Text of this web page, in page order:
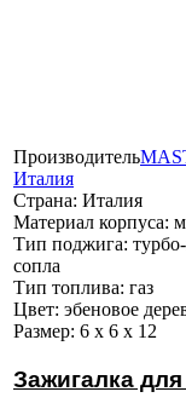
Производитель
Италия
Страна: Италия
Материал корпуса:
Тип поджига:
сопла
Тип топлива: газ
Цвет: эбеновое
Размер: 6 х 6 х 12
Зажигалка